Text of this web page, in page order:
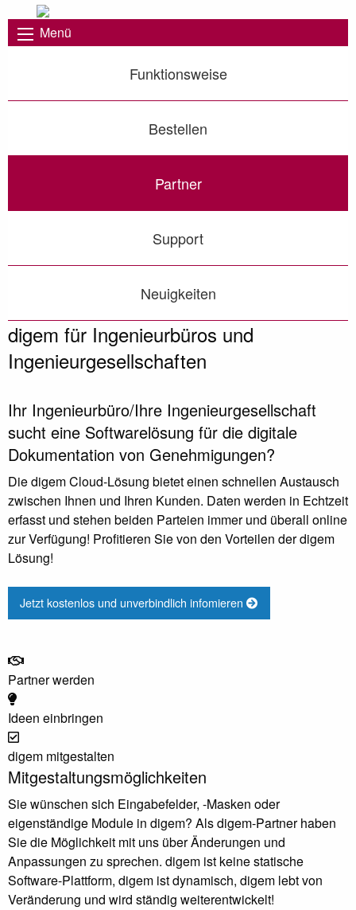
Menü
Funktionsweise
Bestellen
Partner
Support
Neuigkeiten
digem für Ingenieurbüros und
Ingenieurgesellschaften
Ihr Ingenieurbüro/Ihre Ingenieurgesellschaft
sucht eine Softwarelösung für die digitale
Dokumentation von Genehmigungen?
Die digem Cloud-Lösung bietet einen schnellen Austausch
zwischen Ihnen und Ihren Kunden. Daten werden in Echtzeit
erfasst und stehen beiden Parteien immer und überall online
zur Verfügung! Profitieren Sie von den Vorteilen der digem
Lösung!
Jetzt kostenlos und unverbindlich infomieren
Partner werden
Ideen einbringen
digem mitgestalten
Mitgestaltungsmöglichkeiten
Sie wünschen sich Eingabefelder, -Masken oder
eigenständige Module in digem? Als digem-Partner haben
Sie die Möglichkeit mit uns über Änderungen und
Anpassungen zu sprechen. digem ist keine statische
Software-Plattform, digem ist dynamisch, digem lebt von
Veränderung und wird ständig weiterentwickelt!